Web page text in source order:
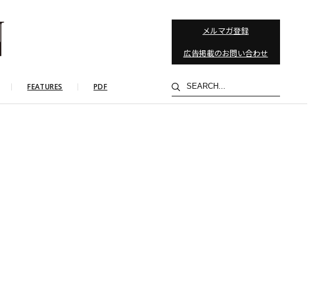
メルマガ登録
広告掲載のお問い合わせ
FEATURES PDF
検
索